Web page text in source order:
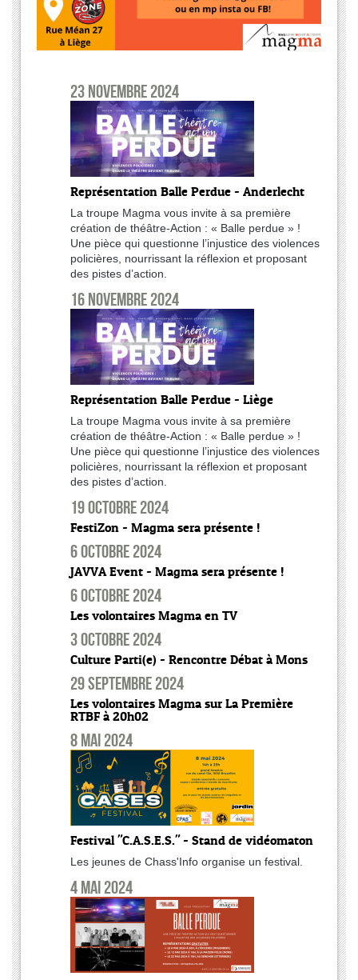
23 novembre 2024
Représentation Balle Perdue - Anderlecht
La troupe Magma vous invite à sa première
création de théâtre-Action : « Balle perdue » !
Une pièce qui questionne l’injustice des violences
policières, nourrissant la réflexion et proposant
des pistes d’action.
16 novembre 2024
Représentation Balle Perdue - Liège
La troupe Magma vous invite à sa première
création de théâtre-Action : « Balle perdue » !
Une pièce qui questionne l’injustice des violences
policières, nourrissant la réflexion et proposant
des pistes d’action.
19 octobre 2024
FestiZon - Magma sera présente !
6 octobre 2024
JAVVA Event - Magma sera présente !
6 octobre 2024
Les volontaires Magma en TV
3 octobre 2024
Culture Parti(e) - Rencontre Débat à Mons
29 septembre 2024
Les volontaires Magma sur La Première
RTBF à 20h02
8 mai 2024
Festival "C.A.S.E.S." - Stand de vidéomaton
Les jeunes de Chass'Info organise un festival.
4 mai 2024